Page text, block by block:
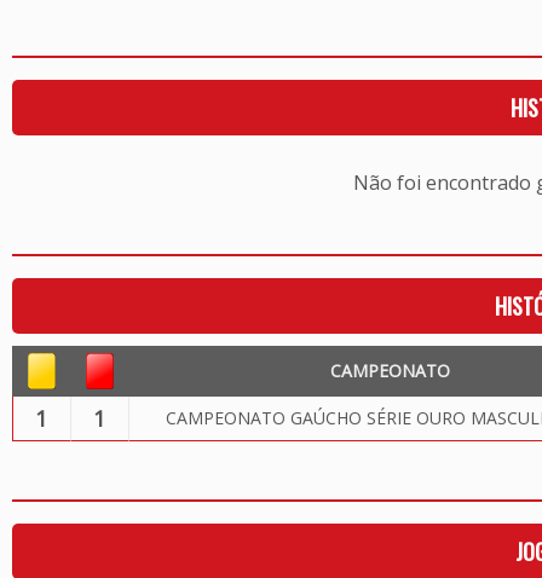
Não foi encontrado
CAMPEONATO
1 1 CAMPEONATO GAÚCHO SÉRIE OURO